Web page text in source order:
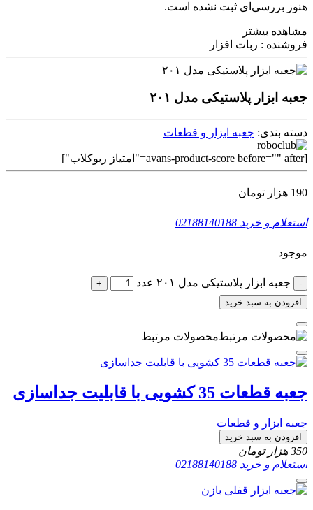
هنوز بررسی‌ای ثبت نشده است.
مشاهده بیشتر
فروشنده : ربات افزار
جعبه ابزار پلاستیکی مدل ۲۰۱
دسته بندی: جعبه ابزار و قطعات
[avans-product-score before="" after="امتیاز ربوکلاب"]
190 هزار تومان
استعلام و خرید 02188140188
موجود
- جعبه ابزار پلاستیکی مدل ۲۰۱ عدد
+
افزودن به سبد خرید
محصولات مرتبط
جعبه قطعات 35 کشویی با قابلیت جداسازی
جعبه ابزار و قطعات
افزودن به سبد خرید
350 هزار تومان
استعلام و خرید 02188140188